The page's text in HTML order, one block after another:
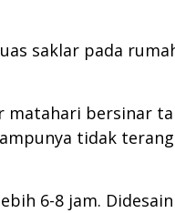
saklar pada
bersinar
tidak
6-8 jam. Didesain